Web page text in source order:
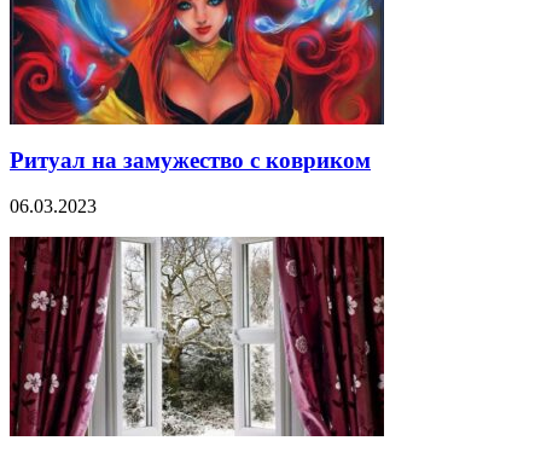
Ритуал на замужество с ковриком
06.03.2023